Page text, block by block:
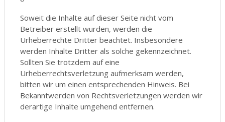
Soweit die Inhalte auf dieser Seite nicht vom
Betreiber erstellt wurden, werden die
Urheberrechte Dritter beachtet. Insbesondere
werden Inhalte Dritter als solche gekennzeichnet.
Sollten Sie trotzdem auf eine
Urheberrechtsverletzung aufmerksam werden,
bitten wir um einen entsprechenden Hinweis. Bei
Bekanntwerden von Rechtsverletzungen werden wir
derartige Inhalte umgehend entfernen.